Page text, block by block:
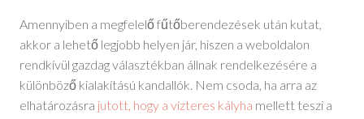
Amennyiben a megfelelő fűtőberendezések után kutat,
akkor a lehető legjobb helyen jár, hiszen a weboldalon
rendkívül gazdag választékban állnak rendelkezésére a
különböző kialakítású kandallók. Nem csoda, ha arra az
elhatározásra jutott, hogy a vízteres kályha mellett teszi a